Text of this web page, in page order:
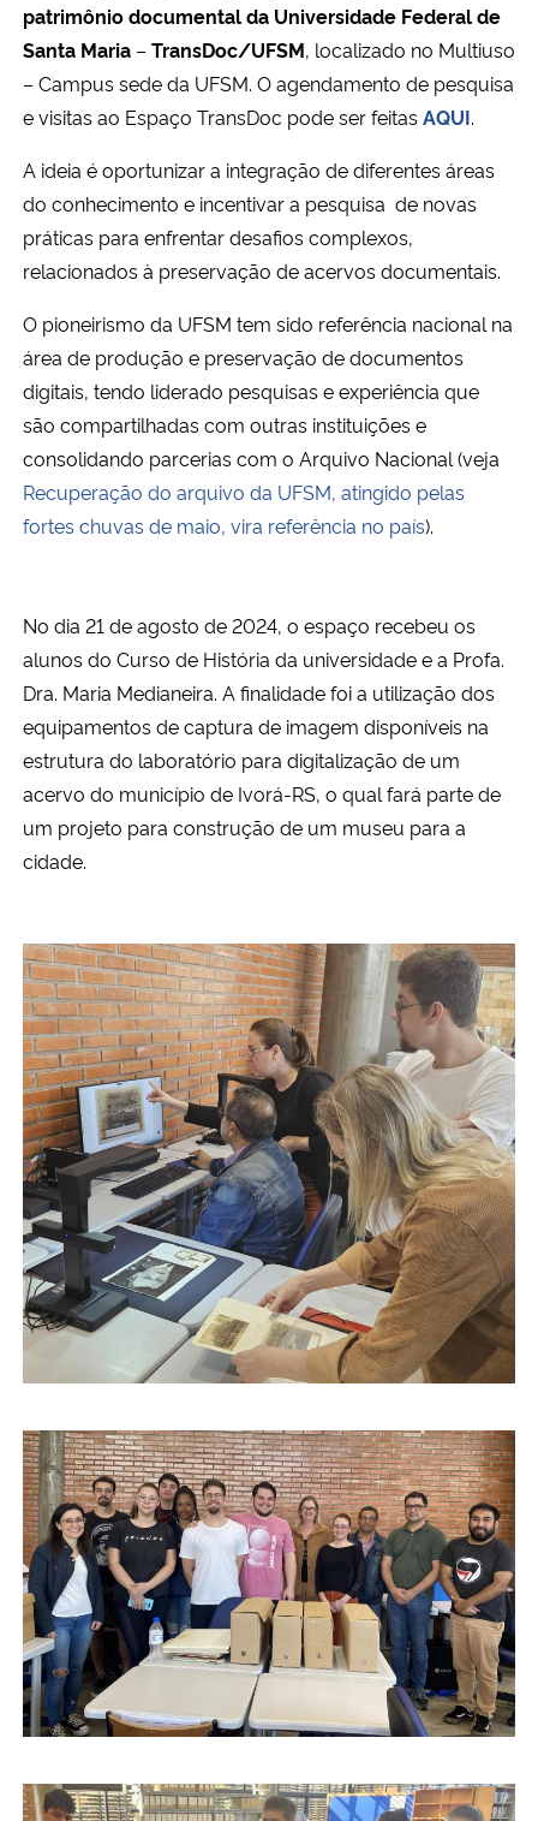
patrimônio documental da Universidade Federal de
Santa Maria – TransDoc/UFSM, localizado no Multiuso
– Campus sede da UFSM. O agendamento de pesquisa
e visitas ao Espaço TransDoc pode ser feitasAQUI.
A ideia é oportunizar a integração de diferentes áreas
do conhecimento e incentivar a pesquisa de novas
práticas para enfrentar desafios complexos,
relacionados à preservação de acervos documentais.
O pioneirismo da UFSM tem sido referência nacional na
área de produção e preservação de documentos
digitais, tendo liderado pesquisas e experiência que
são compartilhadas com outras instituições e
consolidando parcerias com o Arquivo Nacional (veja
Recuperação do arquivo da UFSM, atingido pelas
fortes chuvas de maio, vira referência no país).
No dia 21 de agosto de 2024, o espaço recebeu os
alunos do Curso de História da universidade e a Profa.
Dra. Maria Medianeira. A finalidade foi a utilização dos
equipamentos de captura de imagem disponíveis na
estrutura do laboratório para digitalização de um
acervo do município de Ivorá-RS, o qual fará parte de
um projeto para construção de um museu para a
cidade.